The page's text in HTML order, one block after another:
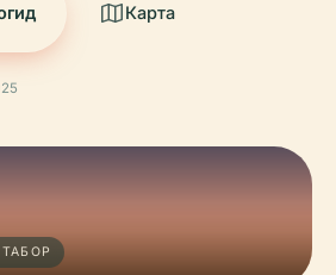
Карта